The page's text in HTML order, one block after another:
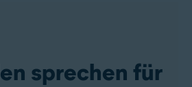
sprechen für